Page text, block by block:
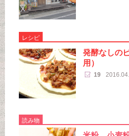
レシピ
発酵なしの
用）
19
読み物